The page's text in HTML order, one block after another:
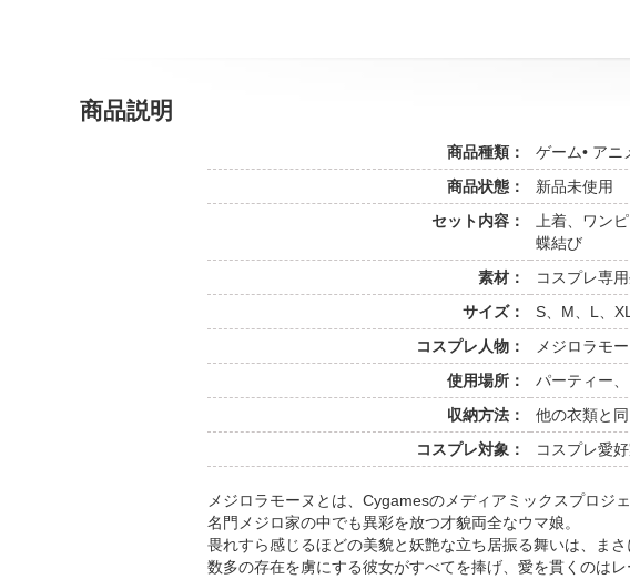
商品説明
商品種類：
ゲーム• ア
商品状態：
新品未使用
セット内容：
上着、ワン
蝶結び
素材：
コスプレ専
サイズ：
S、M、L、XL
コスプレ人物：
メジロラモ
使用場所：
パーティー
収納方法：
他の衣類と
コスプレ対象：
コスプレ愛
メジロラモーヌとは、Cygamesのメディアミックスプロジ
名門メジロ家の中でも異彩を放つ才貌両全なウマ娘。
畏れすら感じるほどの美貌と妖艶な立ち居振る舞いは、まさ
数多の存在を虜にする彼女がすべてを捧げ、愛を貫くのはレ